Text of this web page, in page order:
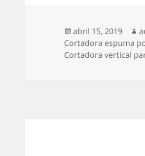
Publicado
el
abril 15, 2019
Cortadora espuma
Cortadora vertical